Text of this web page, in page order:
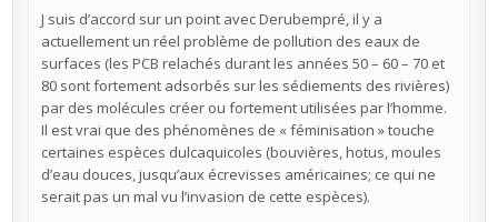
J suis d’accord sur un point avec Derubempré, il y a
actuellement un réel problème de pollution des eaux de
surfaces (les PCB relachés durant les années 50 – 60 – 70 et
80 sont fortement adsorbés sur les sédiements des rivières)
par des molécules créer ou fortement utilisées par l’homme.
Il est vrai que des phénomènes de « féminisation » touche
certaines espèces dulcaquicoles (bouvières, hotus, moules
d’eau douces, jusqu’aux écrevisses américaines; ce qui ne
serait pas un mal vu l’invasion de cette espèces).